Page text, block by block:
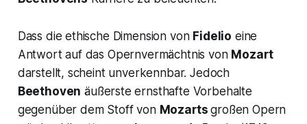
Dass die ethische Dimension von Fidelio eine
Antwort auf das Opernvermächtnis von Mozart
darstellt, scheint unverkennbar. Jedoch
Beethoven äußerste ernsthafte Vorbehalte
gegenüber dem Stoff von Mozartsgroßen Opern